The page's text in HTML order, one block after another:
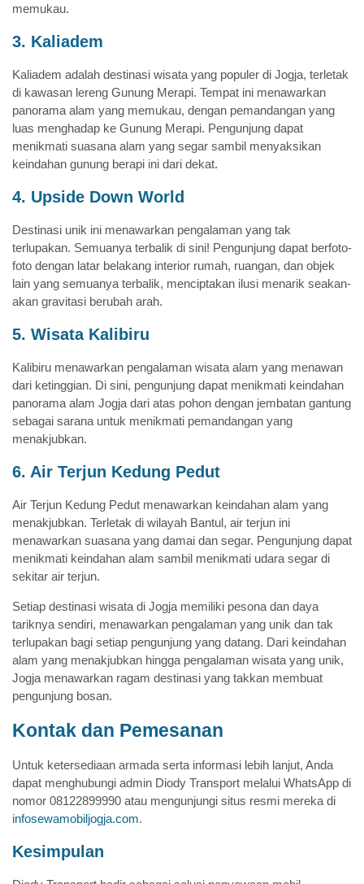
memukau.
3. Kaliadem
Kaliadem adalah destinasi wisata yang populer di Jogja, terletak
di kawasan lereng Gunung Merapi. Tempat ini menawarkan
panorama alam yang memukau, dengan pemandangan yang
luas menghadap ke Gunung Merapi. Pengunjung dapat
menikmati suasana alam yang segar sambil menyaksikan
keindahan gunung berapi ini dari dekat.
4. Upside Down World
Destinasi unik ini menawarkan pengalaman yang tak
terlupakan. Semuanya terbalik di sini! Pengunjung dapat berfoto-
foto dengan latar belakang interior rumah, ruangan, dan objek
lain yang semuanya terbalik, menciptakan ilusi menarik seakan-
akan gravitasi berubah arah.
5. Wisata Kalibiru
Kalibiru menawarkan pengalaman wisata alam yang menawan
dari ketinggian. Di sini, pengunjung dapat menikmati keindahan
panorama alam Jogja dari atas pohon dengan jembatan gantung
sebagai sarana untuk menikmati pemandangan yang
menakjubkan.
6. Air Terjun Kedung Pedut
Air Terjun Kedung Pedut menawarkan keindahan alam yang
menakjubkan. Terletak di wilayah Bantul, air terjun ini
menawarkan suasana yang damai dan segar. Pengunjung dapat
menikmati keindahan alam sambil menikmati udara segar di
sekitar air terjun.
Setiap destinasi wisata di Jogja memiliki pesona dan daya
tariknya sendiri, menawarkan pengalaman yang unik dan tak
terlupakan bagi setiap pengunjung yang datang. Dari keindahan
alam yang menakjubkan hingga pengalaman wisata yang unik,
Jogja menawarkan ragam destinasi yang takkan membuat
pengunjung bosan.
Kontak dan Pemesanan
Untuk ketersediaan armada serta informasi lebih lanjut, Anda
dapat menghubungi admin Diody Transport melalui WhatsApp di
nomor 08122899990 atau mengunjungi situs resmi mereka di
infosewamobiljogja.com.
Kesimpulan